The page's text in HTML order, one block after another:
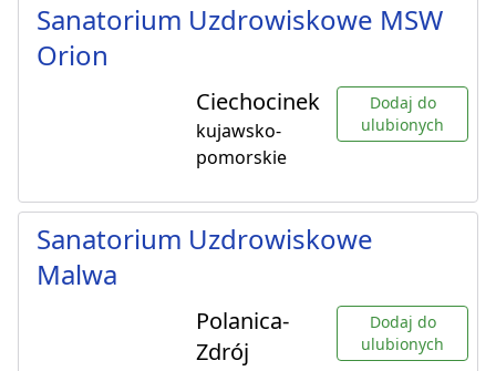
Sanatorium Uzdrowiskowe MSW
Orion
Ciechocinek
kujawsko-
pomorskie
Dodaj do
ulubionych
Sanatorium Uzdrowiskowe
Malwa
Polanica-
Zdrój
Dodaj do
ulubionych